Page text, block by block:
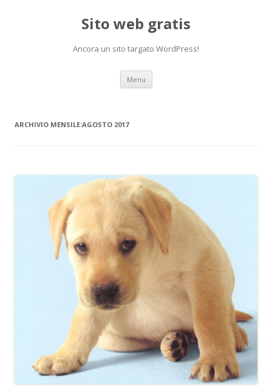
Sito web gratis
Ancora un sito targato WordPress!
Menu Vai
contenuto
ARCHIVIO MENSILE:AGOSTO 2017